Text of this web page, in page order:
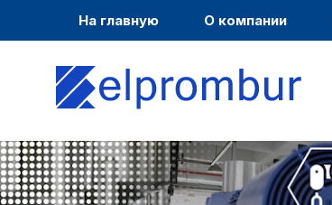
На главную О компании